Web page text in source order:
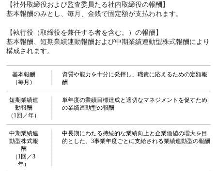
【社外取締役および監査委員たる社内取締役の報酬】
基本報酬のみとし、毎月、金銭で固定額が支払われます。
【執行役（取締役を兼任する者を含む。）の報酬】
基本報酬、短期業績連動報酬および中期業績連動型株式報酬により
構成されます。
基本報酬
（毎月）
資質や能力を十分に発揮し、職責に応えるための定額報
酬
短期業績連
動報酬
（1回／年）
単年度の業績目標達成と適切なマネジメントを促すため
の業績連動型の報酬
中期業績連
動型株式報
酬
（1回／3
年）
中長期にわたる持続的な業績向上と企業価値の増大を目
的とした、3事業年度ごとに支給される業績連動型の報酬